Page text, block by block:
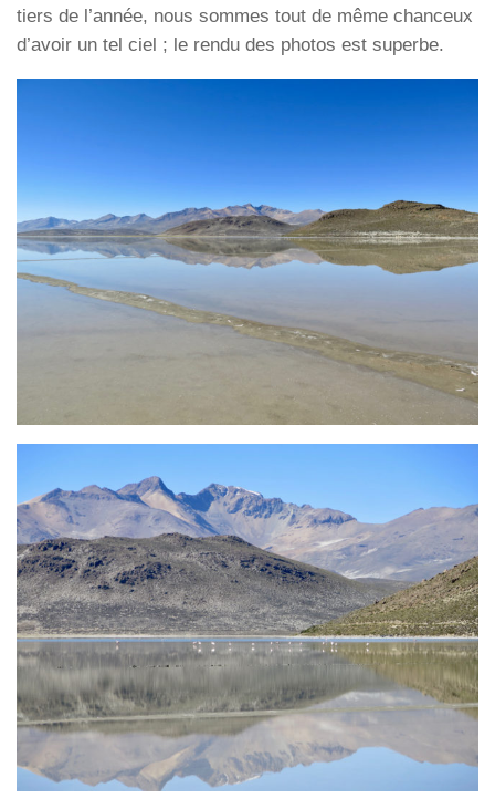
tiers de l’année, nous sommes tout de même chanceux
d’avoir un tel ciel ; le rendu des photos est superbe.